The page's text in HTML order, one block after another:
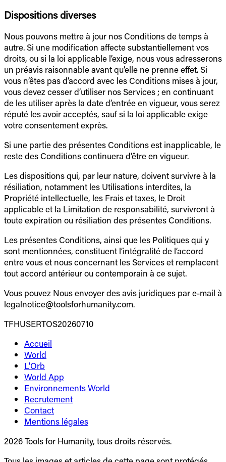
Dispositions diverses
Nous pouvons mettre à jour nos Conditions de temps à
autre. Si une modification affecte substantiellement vos
droits, ou si la loi applicable l’exige, nous vous adresserons
un préavis raisonnable avant qu’elle ne prenne effet. Si
vous n’êtes pas d’accord avec les Conditions mises à jour,
vous devez cesser d’utiliser nos Services ; en continuant
de les utiliser après la date d’entrée en vigueur, vous serez
réputé les avoir acceptés, sauf si la loi applicable exige
votre consentement exprès.
Si une partie des présentes Conditions est inapplicable, le
reste des Conditions continuera d’être en vigueur.
Les dispositions qui, par leur nature, doivent survivre à la
résiliation, notamment les Utilisations interdites, la
Propriété intellectuelle, les Frais et taxes, le Droit
applicable et la Limitation de responsabilité, survivront à
toute expiration ou résiliation des présentes Conditions.
Les présentes Conditions, ainsi que les Politiques qui y
sont mentionnées, constituent l’intégralité de l’accord
entre vous et nous concernant les Services et remplacent
tout accord antérieur ou contemporain à ce sujet.
Vous pouvez Nous envoyer des avis juridiques par e-mail à
legalnotice@toolsforhumanity.com.
TFHUSERTOS20260710
Accueil
World
L'Orb
World App
Environnements World
Recrutement
Contact
Mentions légales
2026 Tools for Humanity, tous droits réservés.